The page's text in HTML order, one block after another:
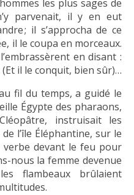
les plus sages de
parvenait, il y en eut
; il s’approcha de ce
il le coupa en morceaux.
en disant :
(Et il le conquit, bien sûr)…
fil du temps, a guidé le
Égypte des pharaons,
instruisait les
l’île Éléphantine, sur le
devant le feu pour
nous la femme devenue
flambeaux brûlaient